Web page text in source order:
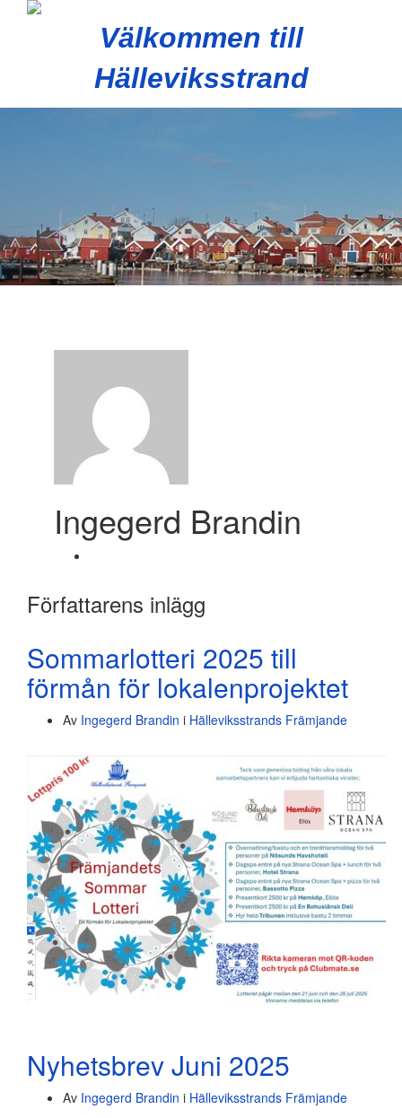
Välkommen till
Hälleviksstrand
Ingegerd Brandin
Författarens inlägg
Sommarlotteri 2025 till
förmån för lokalenprojektet
Av Ingegerd Brandin i Hälleviksstrands Främjande
Nyhetsbrev Juni 2025
Av Ingegerd Brandin i Hälleviksstrands Främjande